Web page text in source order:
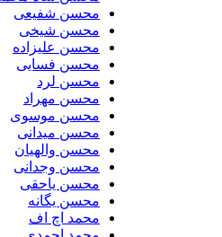
محسن شفیعی
محسن شیخی
محسن علیزاده
محسن فسایی
محسن لرد
محسن مهراد
محسن موسوی
محسن میدانی
محسن والهیان
محسن وجدانی
محسن یاحقی
محسن یگانه
محمد اچ اف